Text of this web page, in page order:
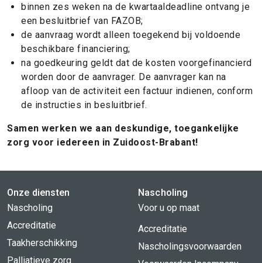
binnen zes weken na de kwartaaldeadline ontvang je
een besluitbrief van FAZOB;
de aanvraag wordt alleen toegekend bij voldoende
beschikbare financiering;
na goedkeuring geldt dat de kosten voorgefinancierd
worden door de aanvrager. De aanvrager kan na
afloop van de activiteit een factuur indienen, conform
de instructies in besluitbrief.
Samen werken we aan deskundige, toegankelijke
zorg voor iedereen in Zuidoost-Brabant!
Onze diensten
Nascholing
Accreditatie
Taakherschikking
Palliatieve zorg
Nascholing
Voor u op maat
Accreditatie
Nascholingsvoorwaarden